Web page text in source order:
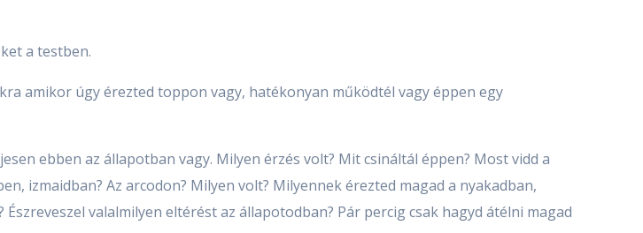
a testben.
amikor úgy érezted toppon vagy, hatékonyan működtél vagy éppen egy
ebben az állapotban vagy. Milyen érzés volt? Mit csináltál éppen? Most vidd a
izmaidban? Az arcodon? Milyen volt? Milyennek érezted magad a nyakadban,
valalmilyen eltérést az állapotodban? Pár percig csak hagyd átélni magad